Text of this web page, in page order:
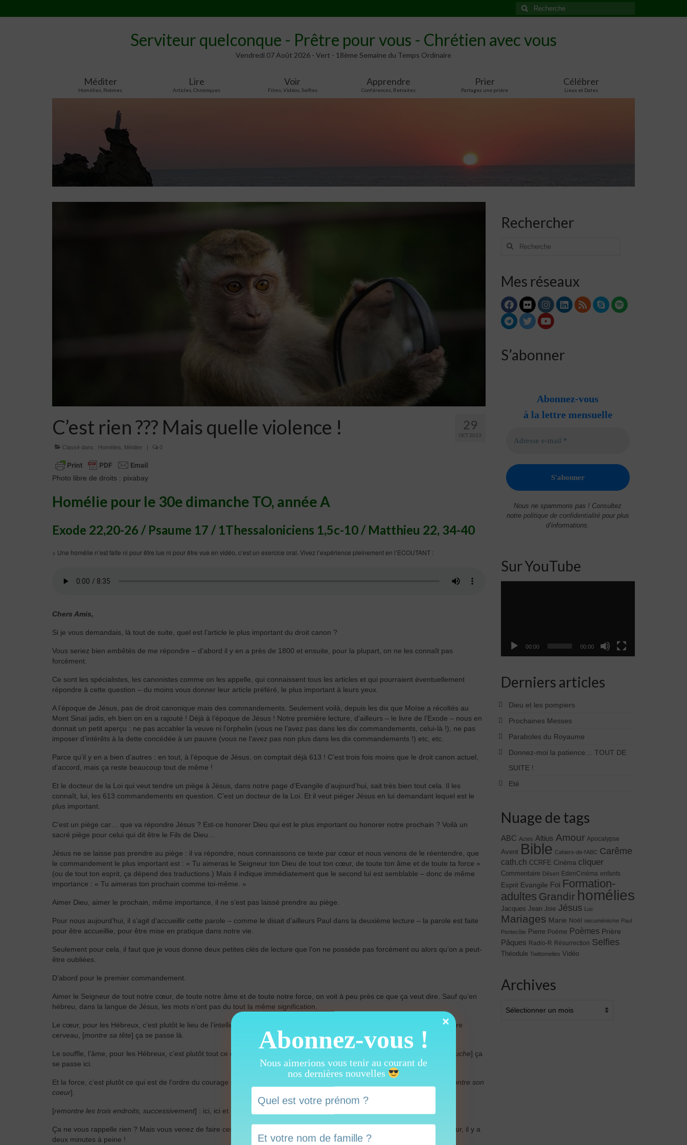
Rechercher
:
Serviteur quelconque - Prêtre pour vous - Chrétien avec vous
Vendredi 07 Août 2026 - Vert - 18ème Semaine du Temps Ordinaire
Méditer
Homélies, Poèmes
Lire
Articles, Chroniques
Voir
Films, Vidéos, Selfies
Apprendre
Conférences, Retraites
Prier
Partagez une prière
Célébrer
Lieux et Dates
29
OCT 2023
C’est rien ??? Mais quelle violence !
Classé dans : Homélies Méditer | 0
Photo libre de droits : pixabay
Homélie pour le 30e dimanche TO, année A
Exode 22,20-26 / Psaume 17 / 1Thessaloniciens 1,5c-10 / Matthieu 22, 34-40
> Une homélie n’est faite ni pour être lue ni pour être vue en vidéo, c’est un exercice oral. Vivez l’expérience pleinement en l’ECOUTANT :
Chers Amis,
Si je vous demandais, là tout de suite, quel est l’article le plus important du droit canon ?
Vous seriez bien embêtés de me répondre – d’abord il y en a près de 1800 et ensuite, pour la plupart, on ne les connaît pas
forcément.
Ce sont les spécialistes, les canonistes comme on les appelle, qui connaissent tous les articles et qui pourraient éventuellement
répondre à cette question – du moins vous donner leur article préféré, le plus important à leurs yeux.
A l’époque de Jésus, pas de droit canonique mais des commandements. Seulement voilà, depuis les dix que Moïse a récoltés au
Mont Sinaï jadis, eh bien on en a rajouté ! Déjà à l’époque de Jésus ! Notre première lecture, d’ailleurs – le livre de l’Exode – nous en
donnait un petit aperçu : ne pas accabler la veuve ni l’orphelin (vous ne l’avez pas dans les dix commandements, celui-là !), ne pas
imposer d’intérêts à la dette concédée à un pauvre (vous ne l’avez pas non plus dans les dix commandements !) etc, etc.
Parce qu’il y en a bien d’autres : en tout, à l’époque de Jésus, on comptait déjà 613 ! C’est trois fois moins que le droit canon actuel,
d’accord, mais ça reste beaucoup tout de même !
Et le docteur de la Loi qui veut tendre un piège à Jésus, dans notre page d’Evangile d’aujourd’hui, sait très bien tout cela. Il les
connaît, lui, les 613 commandements en question. C’est un docteur de la Loi. Et il veut piéger Jésus en lui demandant lequel est le
plus important.
C’est un piège car… que va répondre Jésus ? Est-ce honorer Dieu qui est le plus important ou honorer notre prochain ? Voilà un
sacré piège pour celui qui dit être le Fils de Dieu…
Jésus ne se laisse pas prendre au piège : il va répondre, nous connaissons ce texte par cœur et nous venons de le réentendre, que
le commandement le plus important est : « Tu aimeras le Seigneur ton Dieu de tout ton cœur, de toute ton âme et de toute ta force »
(ou de tout ton esprit, ça dépend des traductions.) Mais il indique immédiatement que le second lui est semblable – donc de même
importance : « Tu aimeras ton prochain comme toi-même. »
Aimer Dieu, aimer le prochain, même importance, il ne s’est pas laissé prendre au piège.
Pour nous aujourd’hui, il s’agit d’accueillir cette parole – comme le disait d’ailleurs Paul dans la deuxième lecture – la parole est faite
pour être accueillie, pour être mise en pratique dans notre vie.
Seulement pour cela, il faut que je vous donne deux petites clés de lecture que l’on ne possède pas forcément ou alors qu’on a peut-
être oubliées.
D’abord pour le premier commandement.
Aimer le Seigneur de tout notre cœur, de toute notre âme et de toute notre force, on voit à peu près ce que ça veut dire. Sauf qu’en
hébreu, dans la langue de Jésus, les mots n’ont pas du tout la même signification.
Le cœur, pour les Hébreux, c’est plutôt le lieu de l’intelligence, de la prise de décisions… ça correspondrait peu ou prou à notre
cerveau, [montre sa tête] ça se passe là.
Le souffle, l’âme, pour les Hébreux, c’est plutôt tout ce qui est sort au niveau de notre nez et de notre bouche, [ montre sa bouche] ça
se passe ici.
Et la force, c’est plutôt ce qui est de l’ordre du courage ou de l’amour, et c’est tout ce qui se passe plutôt dans le cœur, ici [
montre son
coeur].
[remontre les trois endroits, successivement] : ici, ici et ici.
Ça ne vous rappelle rien ? Mais vous venez de faire ces gestes ! Vous venez de toucher votre tête, votre bouche et votre cœur, il y a
deux minutes à peine !
Abonnez-vous !
Nous aimerions vous tenir au courant de
nos dernières nouvelles
Rechercher
Rechercher
Mes réseaux
S’abonner
Abonnez-vous
à la lettre mensuelle
Nous ne spammons pas ! Consultez
notre politique de confidentialitépour plus
d’informations.
Sur YouTube
00:00 00:00
Derniers articles
Dieu et les pompiers
Prochaines Messes
Paraboles du Royaume
Donnez-moi la patience… TOUT DE
SUITE !
Eté
Nuage de tags
ABC Actes Altius Amour Apocalypse
Avent Bible Cahiers-de-l'ABC Carême
cath.ch CCRFE Cinéma cliquer
Commentaire Désert EdenCinéma enfants
Esprit Evangile Foi Formation-
adultes Grandir homélies
Jacques Jean Joie Jésus Luc
Mariages Marie Noël oecuménisme Paul
Pentecôte Pierre Poème Poèmes Prière
Pâques Radio-R Résurrection Selfies
Théodule Twittomelies Vidéo
Archives